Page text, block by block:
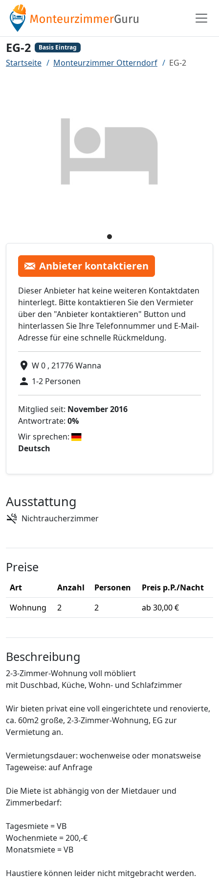
EG-2 Basis Eintrag
Startseite Monteurzimmer Otterndorf EG-2
Anbieter kontaktieren
Dieser Anbieter hat keine weiteren Kontaktdaten
hinterlegt. Bitte kontaktieren Sie den Vermieter
über den "Anbieter kontaktieren" Button und
hinterlassen Sie Ihre Telefonnummer und E-Mail-
Adresse für eine schnelle Rückmeldung.
W 0 , 21776 Wanna
1-2 Personen
Mitglied seit: November 2016
Antwortrate: 0%
Wir sprechen:
Deutsch
Ausstattung
Nichtraucherzimmer
Preise
Art Anzahl Personen
Preis p.P./Nacht
Wohnung
2 2 ab 30,00 €
Beschreibung
2-3-Zimmer-Wohnung voll möbliert
mit Duschbad, Küche, Wohn- und Schlafzimmer
Wir bieten privat eine voll eingerichtete und renovierte,
ca. 60m2 große, 2-3-Zimmer-Wohnung, EG zur
Vermietung an.
Vermietungsdauer: wochenweise oder monatsweise
Tageweise: auf Anfrage
Die Miete ist abhängig von der Mietdauer und
Zimmerbedarf:
Tagesmiete = VB
Wochenmiete = 200,-€
Monatsmiete = VB
Haustiere können leider nicht mitgebracht werden.